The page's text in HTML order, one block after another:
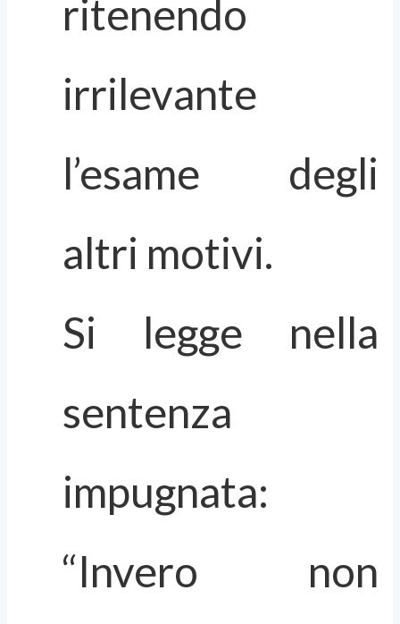
ritenendo
irrilevante
l’esame degli
altri motivi.
Si legge nella
sentenza
impugnata:
“Invero non